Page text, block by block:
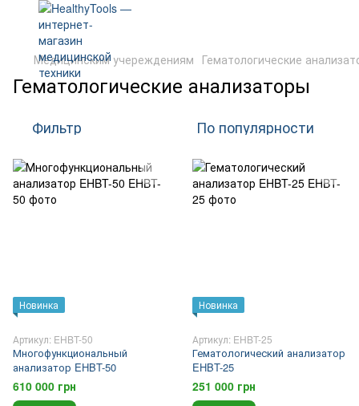
Медицинским учереждениям Гематологические
Гематологические анализаторы
Фильтр По популярности
Новинка
Артикул: EHBT-50
Многофункциональный
анализатор EHBT-50
610 000 грн
Новинка
Артикул: EHBT-25
Гематологический анализатор
EHBT-25
251 000 грн